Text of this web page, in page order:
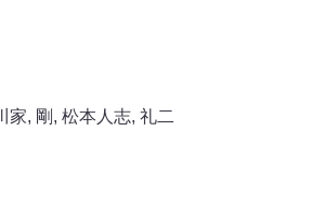
家, 剛 , 松本人志, 礼二